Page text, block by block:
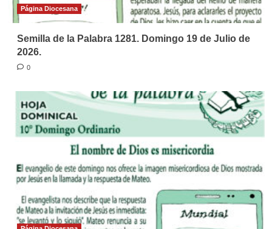
Página Diocesana
Semilla de la Palabra 1281. Domingo 19 de Julio de
2026.
0